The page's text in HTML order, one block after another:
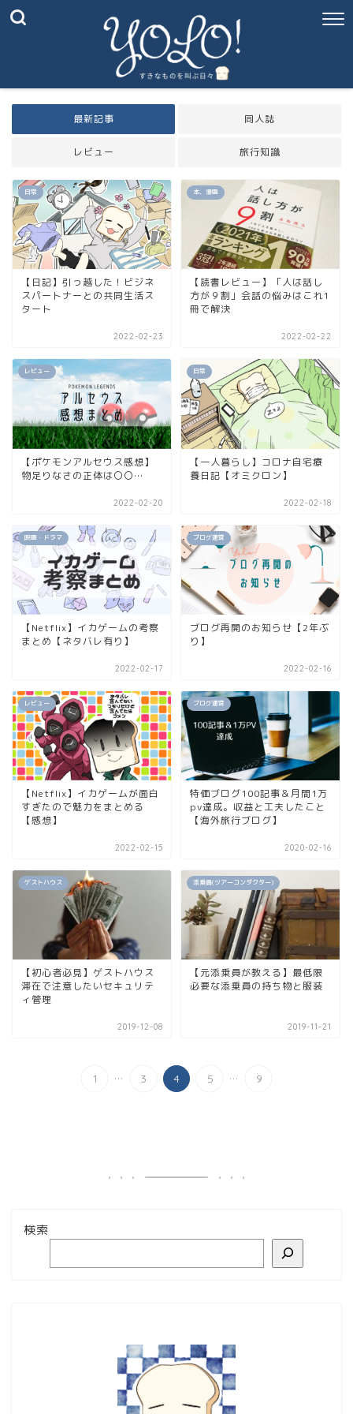
最新記事 同人誌
レビュー 旅行知識
日常
【日記】引っ越した！ビジネ
スパートナーとの共同生活ス
タート
2022-02-23
本、漫画
【読書レビュー】「人は話し
方が９割」会話の悩みはこれ1
冊で解決
2022-02-22
レビュー
【ポケモンアルセウス感想】
物足りなさの正体は〇〇…
2022-02-20
日常
【一人暮らし】コロナ自宅療
養日記【オミクロン】
2022-02-18
映画・ドラマ
【Netflix】イカゲームの考察
まとめ【ネタバレ有り】
2022-02-17
ブログ運営
ブログ再開のお知らせ【2年ぶ
り】
2022-02-16
レビュー
【Netflix】イカゲームが面白
すぎたので魅力をまとめる
【感想】
2022-02-15
ブログ運営
特価ブログ100記事＆月間1万
pv達成。収益と工夫したこと
【海外旅行ブログ】
2020-02-16
ゲストハウス
【初心者必見】ゲストハウス
滞在で注意したいセキュリテ
ィ管理
2019-12-08
添乗員(ツアーコンダクター)
【元添乗員が教える】最低限
必要な添乗員の持ち物と服装
2019-11-21
1 ... 3 4 5 ... 9
検索